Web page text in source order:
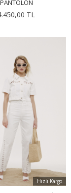
PANTOLON
TL
Hızlı Kargo